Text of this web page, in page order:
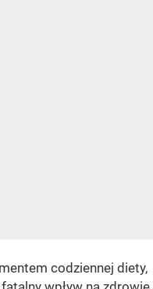
codziennej diety,